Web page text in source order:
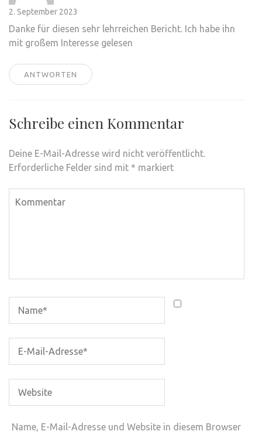
2. September 2023
Danke für diesen sehr lehrreichen Bericht. Ich habe ihn
mit großem Interesse gelesen
ANTWORTEN
Schreibe einen Kommentar
Deine E-Mail-Adresse wird nicht veröffentlicht.
Erforderliche Felder sind mit * markiert
Name, E-Mail-Adresse und Website in diesem Browser